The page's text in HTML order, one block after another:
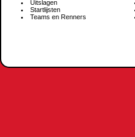
Uitslagen
Startlijsten
Teams en Renners